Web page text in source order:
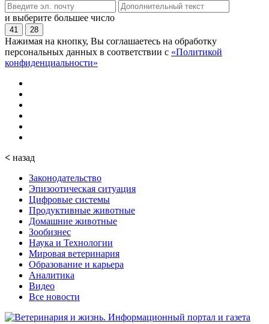
и выберите большее число
41 28
Нажимая на кнопку, Вы соглашаетесь на обработку
персональных данных в соответствии с «Политикой
конфиденциальности»
< назад
Законодательство
Эпизоотическая ситуация
Цифровые системы
Продуктивные животные
Домашние животные
Зообизнес
Наука и Технологии
Мировая ветеринария
Образование и карьера
Аналитика
Видео
Все новости